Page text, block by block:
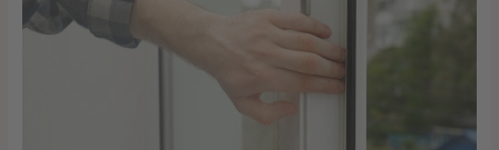
Chance